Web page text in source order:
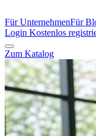
Für UnternehmenFür
Login Kostenlos
Zum Katalog